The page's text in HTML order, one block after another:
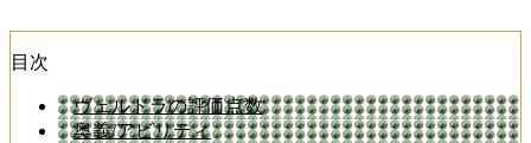
目次
ヴェルドラの評価点数
奥義/アビリティ